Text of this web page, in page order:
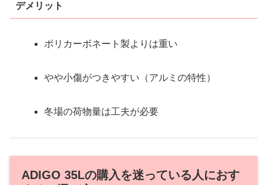
デメリット
ポリカーボネート製よりは重い
やや小傷がつきやすい（アルミの特性）
冬場の荷物量は工夫が必要
ADIGO 35Lの購入を迷っている人におす